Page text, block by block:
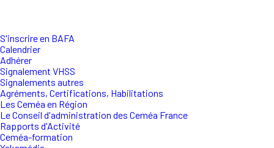
S'inscrire en BAFA
Calendrier
Adhérer
Signalement VHSS
Signalements autres
Agréments, Certifications, Habilitations
Les Ceméa en Région
Le Conseil d'administration des Ceméa France
Rapports d'Activité
Ceméa-formation